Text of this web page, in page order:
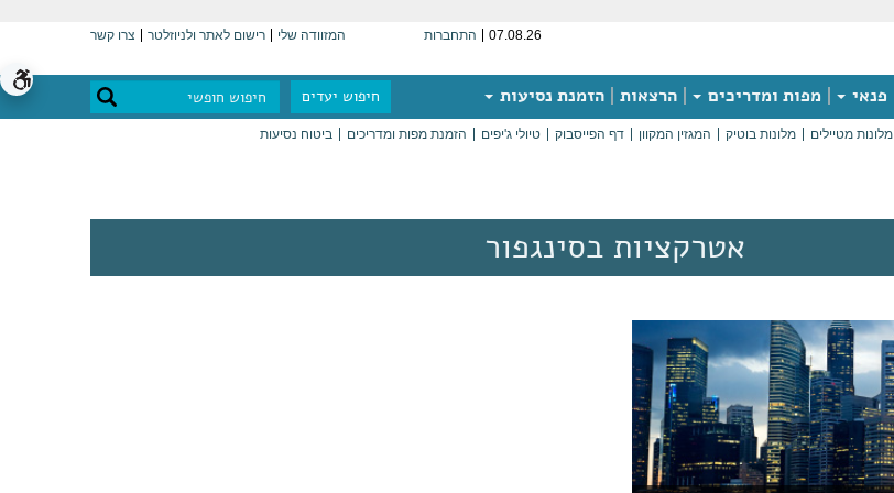
07.08.26 התחברות המזוודה שלי רישום לאתר ולניוזלטר צרו קשר
פנאי מפות ומדריכים הרצאות הזמנת נסיעות חיפוש יעדים
מלונות מטיילים מלונות בוטיק המגזין המקוון דף הפייסבוק טיולי ג'יפים הזמנת מפות ומדריכים ביטוח נסיעות
אטרקציות בסינגפור